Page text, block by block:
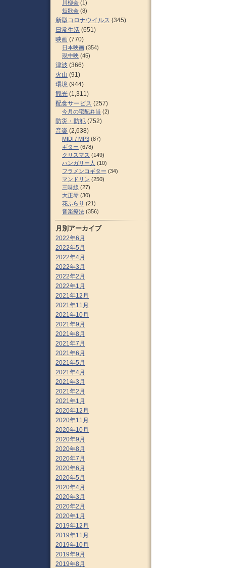
川柳会 (1)
短歌会 (8)
新型コロナウイルス (345)
日常生活 (651)
映画 (770)
日本映画 (354)
現中映 (45)
津波 (366)
火山 (91)
環境 (944)
観光 (1,311)
配食サービス (257)
今月の宅配弁当 (2)
防災・防犯 (752)
音楽 (2,638)
MIDI / MP3 (87)
ギター (678)
クリスマス (149)
ハンガリー人 (10)
フラメンコギター (34)
マンドリン (250)
三味線 (27)
大正琴 (30)
花ふらり (21)
音楽療法 (356)
月別アーカイブ
2022年6月
2022年5月
2022年4月
2022年3月
2022年2月
2022年1月
2021年12月
2021年11月
2021年10月
2021年9月
2021年8月
2021年7月
2021年6月
2021年5月
2021年4月
2021年3月
2021年2月
2021年1月
2020年12月
2020年11月
2020年10月
2020年9月
2020年8月
2020年7月
2020年6月
2020年5月
2020年4月
2020年3月
2020年2月
2020年1月
2019年12月
2019年11月
2019年10月
2019年9月
2019年8月